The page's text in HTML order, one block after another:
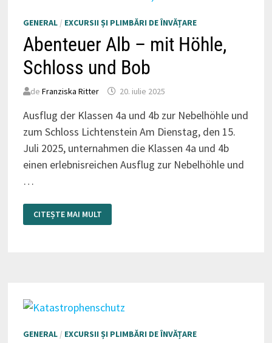
GENERAL/ EXCURSII ȘI PLIMBĂRI DE ÎNVĂȚARE
Abenteuer Alb – mit Höhle,
Schloss und Bob
de Franziska Ritter 20. iulie 2025
Ausflug der Klassen 4a und 4b zur Nebelhöhle und
zum Schloss Lichtenstein Am Dienstag, den 15.
Juli 2025, unternahmen die Klassen 4a und 4b
einen erlebnisreichen Ausflug zur Nebelhöhle und
…
ABENTEUER
ALB
–
CITEȘTE MAI MULT
GENERAL/ EXCURSII ȘI PLIMBĂRI DE ÎNVĂȚARE